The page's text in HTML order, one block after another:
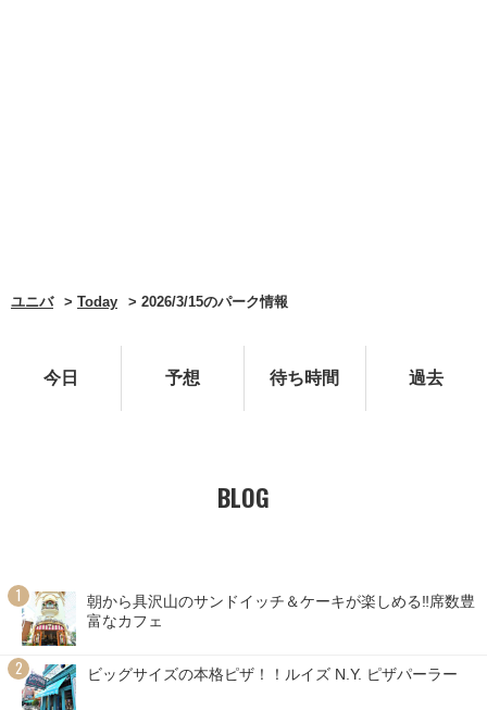
ユニバ Today 2026/3/15のパーク情報
今日 予想 待ち時間 過去
BLOG
朝から具沢山のサンドイッチ＆ケーキが楽しめる‼席数豊
富なカフェ
ビッグサイズの本格ピザ！！ルイズ N.Y. ピザパーラー